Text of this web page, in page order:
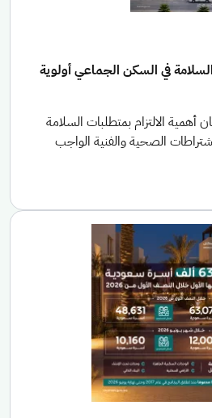
في السكن الجماعي أولوية
أهمية الالتزام بمتطلبات السلامة
الصحية والفنية الواجب